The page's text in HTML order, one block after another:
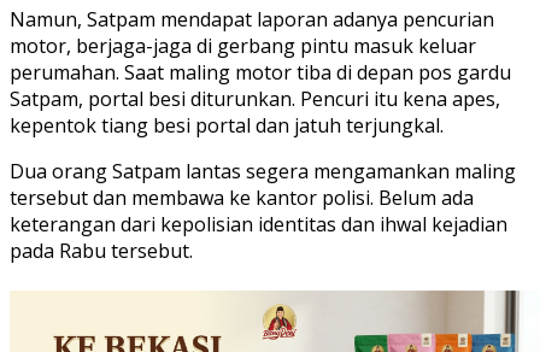
Namun, Satpam mendapat laporan adanya pencurian
motor, berjaga-jaga di gerbang pintu masuk keluar
perumahan. Saat maling motor tiba di depan pos gardu
Satpam, portal besi diturunkan. Pencuri itu kena apes,
kepentok tiang besi portal dan jatuh terjungkal.
Dua orang Satpam lantas segera mengamankan maling
tersebut dan membawa ke kantor polisi. Belum ada
keterangan dari kepolisian identitas dan ihwal kejadian
pada Rabu tersebut.